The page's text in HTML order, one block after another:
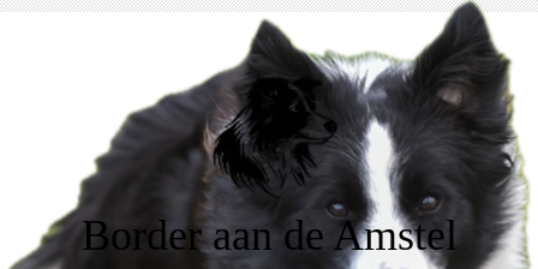
Border aan de Amstel